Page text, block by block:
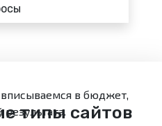
в бюджет,
типы сайтов